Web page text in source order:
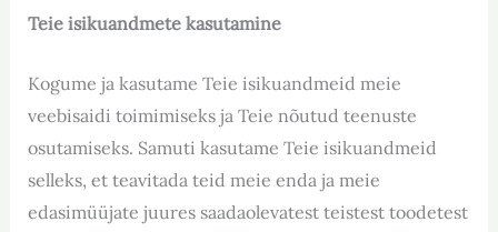
Teie isikuandmete kasutamine
Kogume ja kasutame Teie isikuandmeid meie
veebisaidi toimimiseks ja Teie nõutud teenuste
osutamiseks. Samuti kasutame Teie isikuandmeid
selleks, et teavitada teid meie enda ja meie
edasimüüjate juures saadaolevatest teistest toodetest